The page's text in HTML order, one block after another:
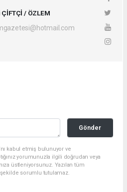
/ ÖZLEM
Gönder
kabul etmiş bulunuyor ve
yorumunuzla ilgili doğrudan veya
üstleniyorsunuz. Yazılan tüm
sorumlu tutulamaz.